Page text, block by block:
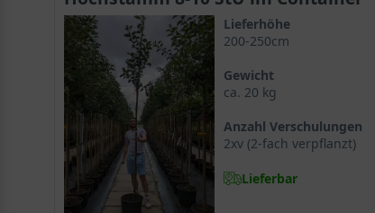
Lieferhöhe
200-250cm
Gewicht
ca. 20 kg
Anzahl Verschulungen
2xv (2-fach verpflanzt)
Lieferbar